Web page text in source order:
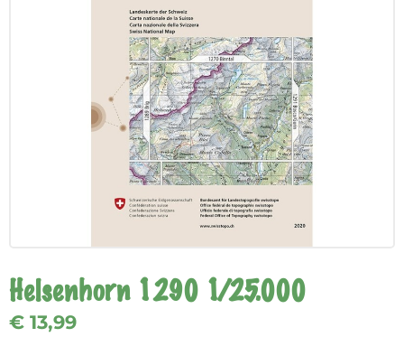
Helsenhorn 1290 1/25.000
€ 13,99